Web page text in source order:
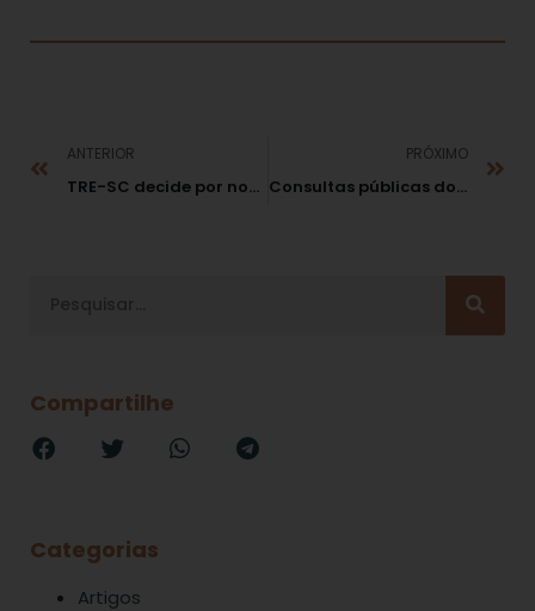
ANTERIOR
TRE-SC decide por novas eleições para prefeito em Palhoça (SC)
PRÓXIMO
Consultas públicas do Cade receberão contribuições até 22 de abril
Compartilhe
Categorias
Artigos